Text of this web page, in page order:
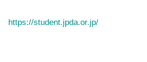
https://student.jpda.or.jp/